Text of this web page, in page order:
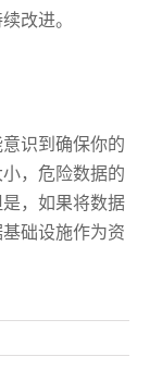
改进。
识到确保你的
，危险数据的
，如果将数据
础设施作为资